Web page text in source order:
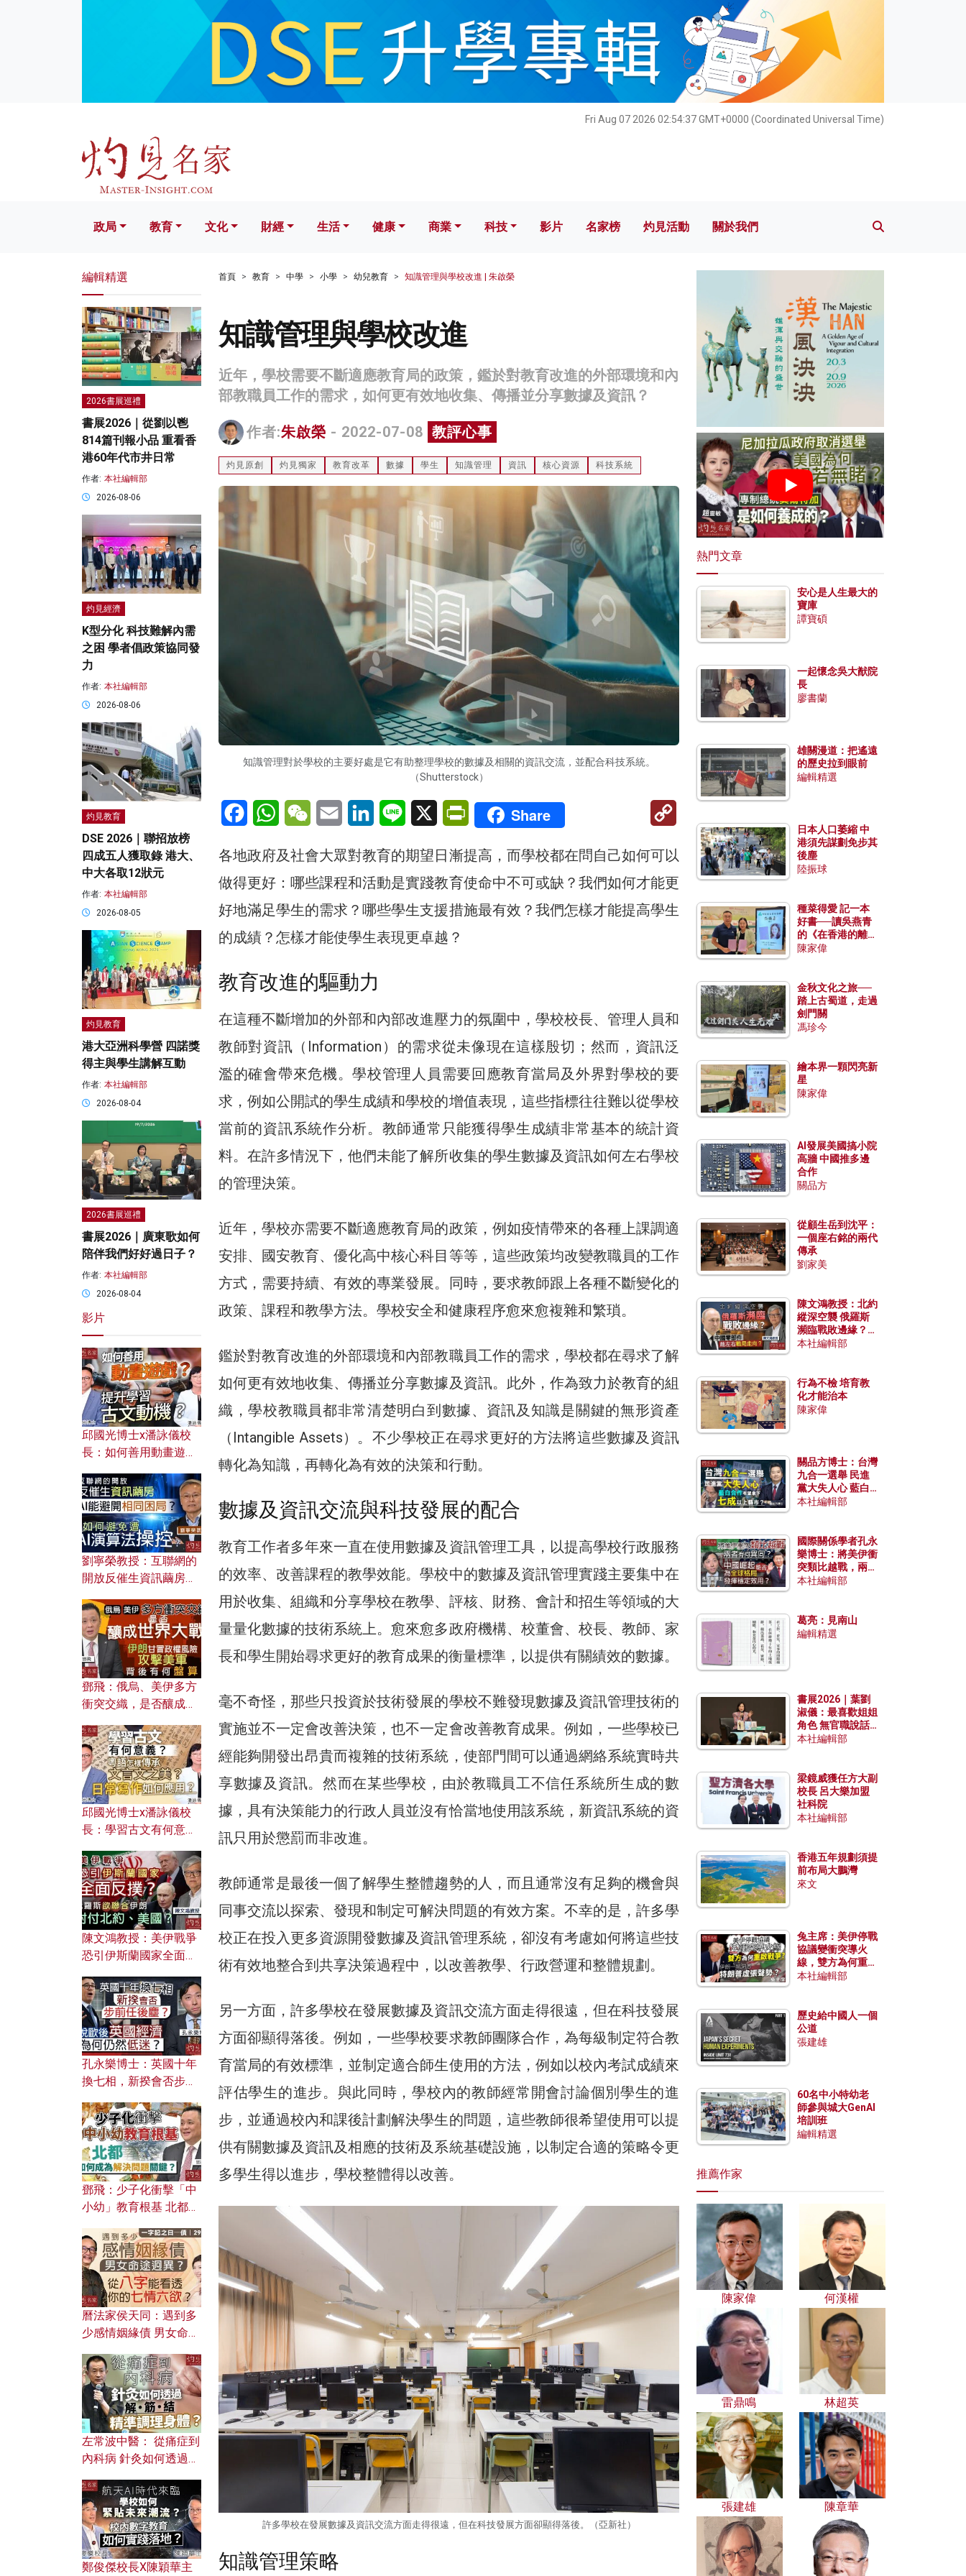
Fri Aug 07 2026 02:54:38 GMT+0000 (Coordinated Universal Time)
文化 財經 生活 健康 科技 影片 名家榜 灼見活動 關於我們
政局 教育 文化 財經 生活 健康 商業 科技 影片 名家榜 灼見活動 關於我們
首頁 教育 中學 小學 幼兒教育 知識管理與學校改進 | 朱啟榮
知識管理與學校改進
近年，學校需要不斷適應教育局的政策，鑑於對教育改進的外部環境和內
部教職員工作的需求，如何更有效地收集、傳播並分享數據及資訊？
作者:朱啟榮 - 2022-07-08 教評心事
灼見原創 灼見獨家 教育改革 數據 學生 知識管理 資訊 核心資源 科技系統
知識管理對於學校的主要好處是它有助整理學校的數據及相關的資訊交流，並配合科技系統。
（Shutterstock）
FacebookWhatsAppWeChatEmail LinkedInLine X PrintFriendly
Share
Copy
各地政府及社會大眾對教育的期望日漸提高，而學校都在問自己如何可以
做得更好：哪些課程和活動是實踐教育使命中不可或缺？我們如何才能更
好地滿足學生的需求？哪些學生支援措施最有效？我們怎樣才能提高學生
的成績？怎樣才能使學生表現更卓越？
教育改進的驅動力
在這種不斷增加的外部和內部改進壓力的氛圍中，學校校長、管理人員和
教師對資訊（Information）的需求從未像現在這樣殷切；然而，資訊泛
濫的確會帶來危機。學校管理人員需要回應教育當局及外界對學校的要
求，例如公開試的學生成績和學校的增值表現，這些指標往往難以從學校
當前的資訊系統作分析。教師通常只能獲得學生成績非常基本的統計資
料。在許多情況下，他們未能了解所收集的學生數據及資訊如何左右學校
的管理決策。
近年，學校亦需要不斷適應教育局的政策，例如疫情帶來的各種上課調適
安排、國安教育、優化高中核心科目等等，這些政策均改變教職員的工作
方式，需要持續、有效的專業發展。同時，要求教師跟上各種不斷變化的
政策、課程和教學方法。學校安全和健康程序愈來愈複雜和繁瑣。
鑑於對教育改進的外部環境和內部教職員工作的需求，學校都在尋求了解
如何更有效地收集、傳播並分享數據及資訊。此外，作為致力於教育的組
織，學校教職員都非常清楚明白到數據、資訊及知識是關鍵的無形資產
（Intangible Assets）。不少學校正在尋求更好的方法將這些數據及資訊
轉化為知識，再轉化為有效的決策和行動。
數據及資訊交流與科技發展的配合
教育工作者多年來一直在使用數據及資訊管理工具，以提高學校行政服務
的效率、改善課程的教學效能。學校中的數據及資訊管理實踐主要集中在
用於收集、組織和分享學校在教學、評核、財務、會計和招生等領域的大
量量化數據的技術系統上。愈來愈多政府機構、校董會、校長、教師、家
長和學生開始尋求更好的教育成果的衡量標準，以提供有關績效的數據。
毫不奇怪，那些只投資於技術發展的學校不難發現數據及資訊管理技術的
實施並不一定會改善決策，也不一定會改善教育成果。例如，一些學校已
經能夠開發出昂貴而複雜的技術系統，使部門間可以通過網絡系統實時共
享數據及資訊。然而在某些學校，由於教職員工不信任系統所生成的數
據，具有決策能力的行政人員並沒有恰當地使用該系統，新資訊系統的資
訊只用於懲罰而非改進。
教師通常是最後一個了解學生整體趨勢的人，而且通常沒有足夠的機會與
同事交流以探索、發現和制定可解決問題的有效方案。不幸的是，許多學
校正在投入更多資源開發數據及資訊管理系統，卻沒有考慮如何將這些技
術有效地整合到共享決策過程中，以改善教學、行政營運和整體規劃。
另一方面，許多學校在發展數據及資訊交流方面走得很遠，但在科技發展
方面卻顯得落後。例如，一些學校要求教師團隊合作，為每級制定符合教
育當局的有效標準，並制定適合師生使用的方法，例如以校內考試成績來
評估學生的進步。與此同時，學校內的教師經常開會討論個別學生的進
步，並通過校內和課後計劃解決學生的問題，這些教師很希望使用可以提
供有關數據及資訊及相應的技術及系統基礎設施，以制定合適的策略令更
多學生得以進步，學校整體得以改善。
許多學校在發展數據及資訊交流方面走得很遠，但在科技發展方面卻顯得落後。（亞新社）
知識管理策略
編輯精選
2026書展巡禮
書展2026｜從劉以鬯
814篇刊報小品 重看香
港60年代市井日常
作者: 本社編輯部
2026-08-06
灼見經濟
K型分化 科技難解內需
之困 學者倡政策協同發
力
作者: 本社編輯部
2026-08-06
灼見教育
DSE 2026｜聯招放榜
四成五人獲取錄 港大、
中大各取12狀元
作者: 本社編輯部
2026-08-05
灼見教育
港大亞洲科學營 四諾獎
得主與學生講解互動
作者: 本社編輯部
2026-08-04
2026書展巡禮
書展2026｜廣東歌如何
陪伴我們好好過日子？
作者: 本社編輯部
2026-08-04
影片
邱國光博士x潘詠儀校
長：如何善用動畫遊戲
劉寧榮教授：互聯網的
開放反催生資訊繭房，
何避免遭AI演算法操
控？
鄧飛：俄烏、美伊多方
衝突交織，是否釀成世
風險攻擊美軍，背後有
何盤算？
邱國光博士x潘詠儀校
長：學習古文有何意
文之美？ 日常寫作如何
應用？
陳文鴻教授：美伊戰爭
恐引伊斯蘭國家全面反
對付北約美國？
孔永樂博士：英國十年
換七相，新揆會否步前
濟為何仍然低迷？
鄧飛：少子化衝擊「中
小幼」教育根基 北都如
曆法家侯天同：遇到多
少感情姻緣債 男女命途
的七情六欲？
左常波中醫： 從痛症到
內科病 針灸如何透過解
鄭俊傑校長X陳穎華主
熱門文章
安心是人生最大的
寶庫
譚寶碩
一起懷念吳大猷院
長
廖書蘭
雄關漫道：把遙遠
的歷史拉到眼前
編輯精選
日本人口萎縮 中
港須先謀劃免步其
後塵
陸振球
種菜得愛 記一本
好書──讀吳燕青
的《在香港的離島
種菜》
陳家偉
金秋文化之旅──
踏上古蜀道，走過
劍門關
馮珍今
繪本界一顆閃亮新
星
陳家偉
AI發展美國搞小院
高牆 中國推多邊
合作
關品方
從顧生岳到沈平：
一個座右銘的兩代
傳承
劉家美
陳文鴻教授：北約
縱深空襲 俄羅斯
瀕臨戰敗邊緣？中
國零部件能左右戰
本社編輯部
行為不檢 培育教
化才能治本
陳家偉
關品方博士：台灣
九合一選舉 民進
黨大失人心 藍白
合作有望拿下七成
本社編輯部
國際關係學者孔永
樂博士：將美伊衝
突類比越戰，兩者
有何異同？中國崛
本社編輯部
葛亮：見南山
編輯精選
書展2026｜葉劉
淑儀：最喜歡姐姐
角色 無官職說話
包袱少
本社編輯部
梁鏡威獲任方大副
校長 呂大樂加盟
社科院
本社編輯部
香港五年規劃須提
前布局大鵬灣
來文
兔主席：美伊停戰
協議變衝突導火
線，雙方為何重啟
戰爭？伊朗一早洞
本社編輯部
歷史給中國人一個
公道
張建雄
60名中小特幼老
師參與城大GenAI
培訓班
編輯精選
推薦作家
陳家偉 何漢權
雷鼎鳴 林超英
張建雄 陳章華